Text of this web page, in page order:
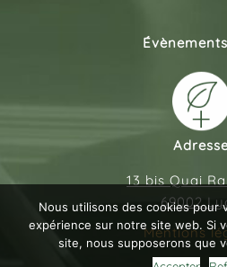
13 bis Quai
69002
Mentions
Nous utilisons des cookies pour
expérience sur notre site web. Si
site, nous supposerons que